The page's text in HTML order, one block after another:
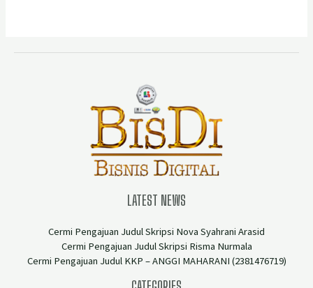
LATEST NEWS
Cermi Pengajuan Judul Skripsi Nova Syahrani Arasid
Cermi Pengajuan Judul Skripsi Risma Nurmala
Cermi Pengajuan Judul KKP – ANGGI MAHARANI (2381476719)